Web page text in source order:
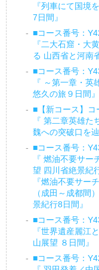
『列車にて国境
7日間』
■コース番号：
『二大石窟・大
る 山西省と河南
■コース番号：
『 ～第一章・
悠久の旅９日間』
■【新コース】コ
『 第二章英雄た
魏への突破口を
■コース番号：
『 燃油不要サ
望 四川省絶景紀
『燃油不要サー
（成田～成都間
景紀行8日間』
■コース番号：
『世界遺産麗江
山展望 ８日間』
■コース番号：